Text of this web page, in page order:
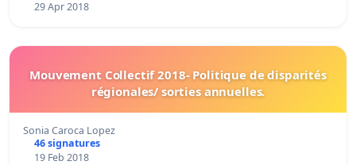
29 Apr 2018
Mouvement Collectif 2018- Politique de disparités
régionales/ sorties annuelles.
Sonia Caroca Lopez
46 signatures
19 Feb 2018